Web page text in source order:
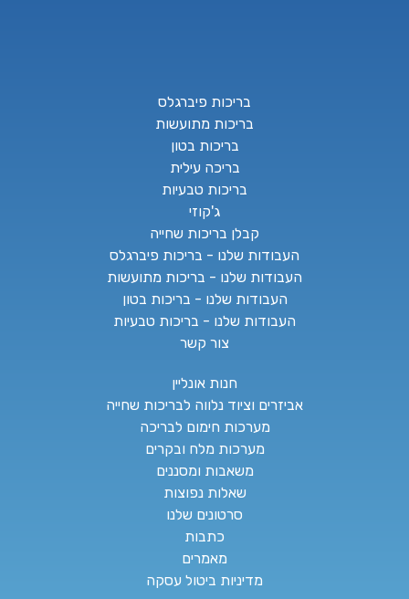
בריכות פיברגלס
בריכות מתועשות
בריכות בטון
בריכה עילית
בריכות טבעיות
ג'קוזי
קבלן בריכות שחייה
העבודות שלנו - בריכות פיברגלס
העבודות שלנו - בריכות מתועשות
העבודות שלנו - בריכות בטון
העבודות שלנו - בריכות טבעיות
צור קשר
חנות אונליין
אביזרים וציוד נלווה לבריכות שחייה
מערכות חימום לבריכה
מערכות מלח ובקרים
משאבות ומסננים
שאלות נפוצות
סרטונים שלנו
כתבות
מאמרים
מדיניות ביטול עסקה